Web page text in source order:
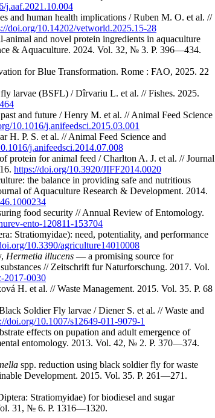
j.aaf.2021.10.004
and human health implications / Ruben M. O. et al. //
doi.org/10.14202/vetworld.2025.15-28
and novel protein ingredients in aquaculture
& Aquaculture. 2024. Vol. 32, № 3. P. 396—434.
for Blue Transformation. Rome : FAO, 2025. 22
larvae (BSFL) / Dîrvariu L. et al. // Fishes. 2025.
and future / Henry M. et al. // Animal Feed Science
10.1016/j.anifeedsci.2015.03.001
H. P. S. et al. // Animal Feed Science and
j.anifeedsci.2014.07.008
protein for animal feed / Charlton A. J. et al. // Journal
https://doi.org/10.3920/JIFF2014.0020
the balance in providing safe and nutritious
of Aquaculture Research & Development. 2014.
food security // Annual Review of Entomology.
ento-120811-153704
Stratiomyidae): need, potentiality, and performance
10.3390/agriculture14010008
Hermetia illucens — a promising source for
// Zeitschrift fur Naturforschung. 2017. Vol.
2017-0030
H. et al. // Waste Management. 2015. Vol. 35. P. 68
Soldier Fly larvae / Diener S. et al. // Waste and
doi.org/10.1007/s12649-011-9079-1
effects on pupation and adult emergence of
entomology. 2013. Vol. 42, № 2. P. 370—374.
spp. reduction using black soldier fly for waste
Development. 2015. Vol. 35. P. 261—271.
Stratiomyidae) for biodiesel and sugar
31, № 6. P. 1316—1320.